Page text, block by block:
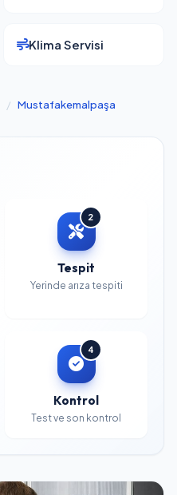
Klima Servisi
/ Mustafakemalpaşa
2
Tespit
Yerinde arıza tespiti
4
Kontrol
Test ve son kontrol